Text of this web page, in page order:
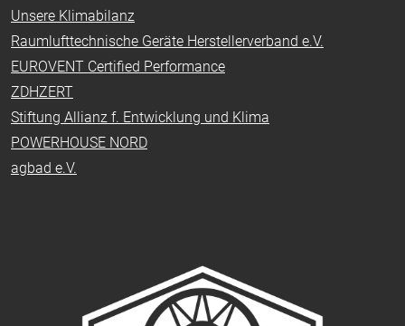
Unsere Klimabilanz
Raumlufttechnische Geräte Herstellerverband e.V.
EUROVENT Certified Performance
ZDHZERT
Stiftung Allianz f. Entwicklung und Klima
POWERHOUSE NORD
agbad e.V.